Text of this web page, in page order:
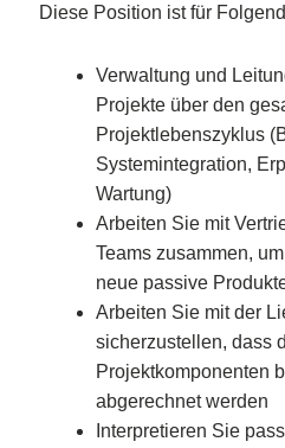
Diese Position ist für
Verwaltung und
Projekte über den
Projektlebenszyklus
Systemintegration,
Wartung)
Arbeiten Sie mit
Teams zusammen,
neue passive
Arbeiten Sie mit der
sicherzustellen, dass
Projektkomponenten
abgerechnet werden
Interpretieren Sie